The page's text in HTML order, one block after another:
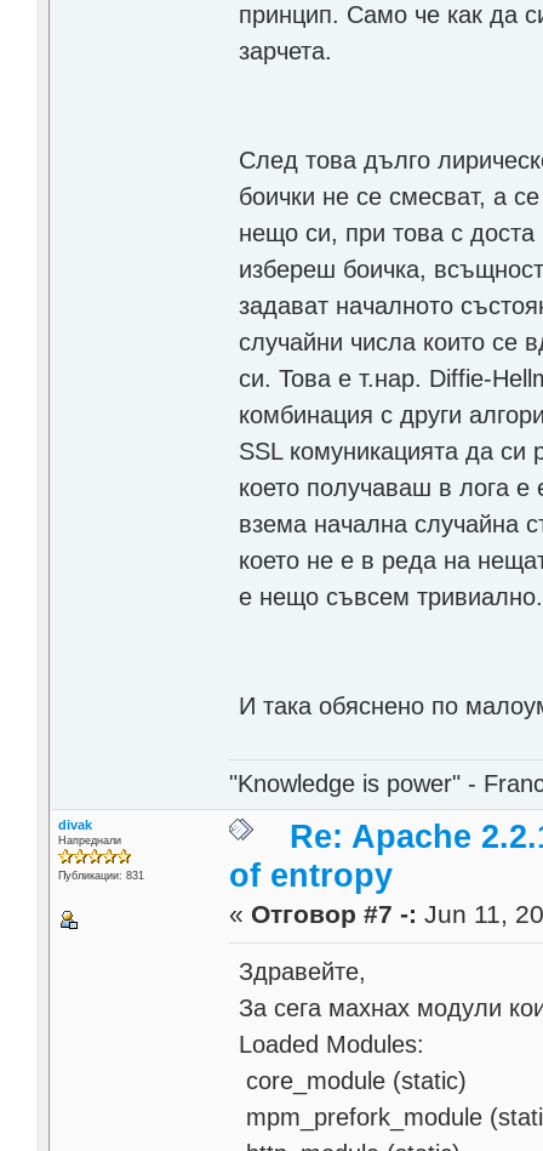
принцип. Само че как да
зарчета.
След това дълго
боички не се смесват, а
нещо си, при това с
избереш боичка,
задават началното
случайни числа които се
си. Това е т.нар. Diffie-
комбинация с други
SSL комуникацията да си
което получаваш в лога е
взема начална случайна
което не е в реда на
е нещо съвсем тривиално.
И така обяснено по
"Knowledge is power" -
divak
Напреднали
Публикации: 831
Re: Apache
of entropy
« Отговор #7 -: Jun 11,
Здравейте,
За сега махнах модули
Loaded Modules:
core_module (static)
mpm_prefork_module